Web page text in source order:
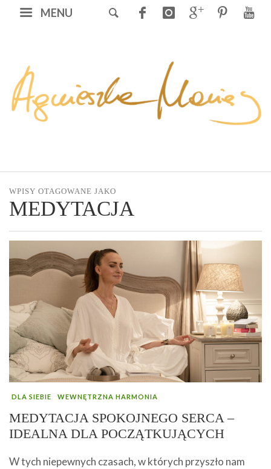
MENU
WPISY OTAGOWANE JAKO
MEDYTACJA
DLA SIEBIE WEWNĘTRZNA HARMONIA
MEDYTACJA SPOKOJNEGO SERCA –
IDEALNA DLA POCZĄTKUJĄCYCH
W tych niepewnych czasach, w których przyszło nam